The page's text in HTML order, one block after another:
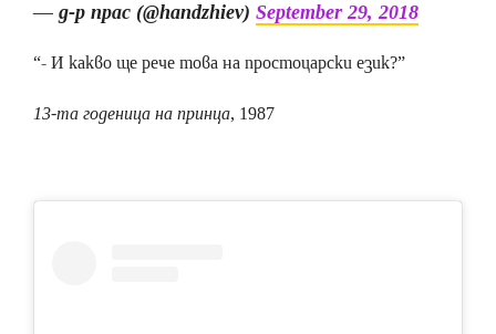
— д-р прас (@handzhiev) September 29, 2018
“- И какво ще рече това на простоцарски език?”
13-та годеница на принца, 1987